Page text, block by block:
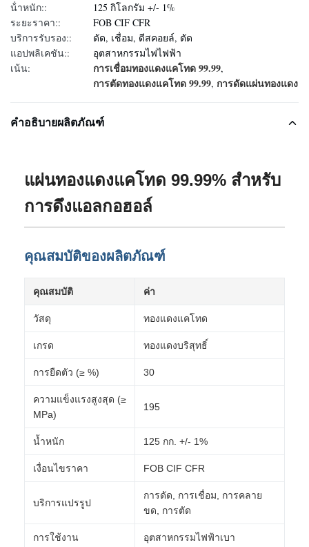
น้ําหนัก::
125 กิโลกรัม +/- 1%
ระยะราคา::
FOB CIF CFR
บริการรับรอง::
ดัด, เชื่อม, ดีสคอยล์, ตัด
แอปพลิเคชัน::
อุตสาหกรรมไฟไฟฟ้า
เน้น:
การเชื่อมทองแดงแคโทด 99.99,
การตัดทองแดงแคโทด 99.99, การดัดแผ่นทองแดง
คำอธิบายผลิตภัณฑ์
แผ่นทองแดงแคโทด 99.99% สำหรับ
การดึงแอลกอฮอล์
คุณสมบัติของผลิตภัณฑ์
คุณสมบัติ ค่า
วัสดุ ทองแดงแคโทด
เกรด ทองแดงบริสุทธิ์
การยืดตัว (≥ %) 30
ความแข็งแรงสูงสุด (≥
MPa)
195
น้ำหนัก 125 กก. +/- 1%
เงื่อนไขราคา FOB CIF CFR
บริการแปรรูป
การดัด, การเชื่อม, การคลาย
ขด, การตัด
การใช้งาน อุตสาหกรรมไฟฟ้าเบา